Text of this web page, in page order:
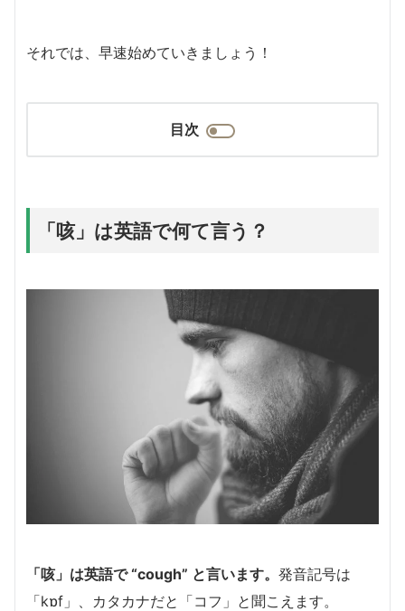
それでは、早速始めていきましょう！
目次
「咳」は英語で何て言う？
「咳」は英語で “cough” と言います。 発音記号は
「kɒf」、カタカナだと「コフ」と聞こえます。